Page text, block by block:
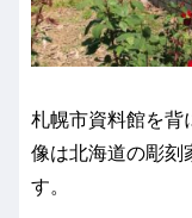
札幌市資料館を背
像は北海道の彫刻
す。